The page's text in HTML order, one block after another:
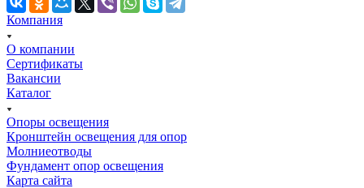
Компания
О компании
Сертификаты
Вакансии
Каталог
Опоры освещения
Кронштейн освещения для опор
Молниеотводы
Фундамент опор освещения
Карта сайта